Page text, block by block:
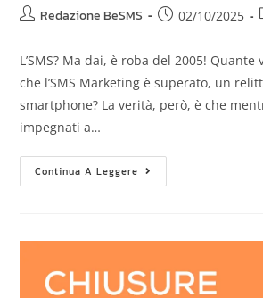
Redazione BeSMS 02/10/2025
L’SMS? Ma dai, è roba del 2005!
che l’SMS Marketing è superato, un
smartphone? La verità, però, è che
impegnati a…
Continua A Leggere